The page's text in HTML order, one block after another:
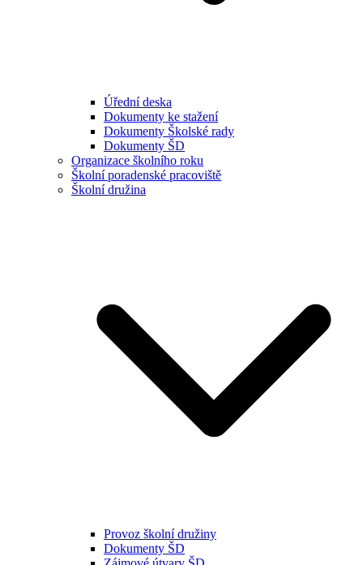
Úřední deska
Dokumenty ke stažení
Dokumenty Školské rady
Dokumenty ŠD
Organizace školního roku
Školní poradenské pracoviště
Školní družina
Provoz školní družiny
Dokumenty ŠD